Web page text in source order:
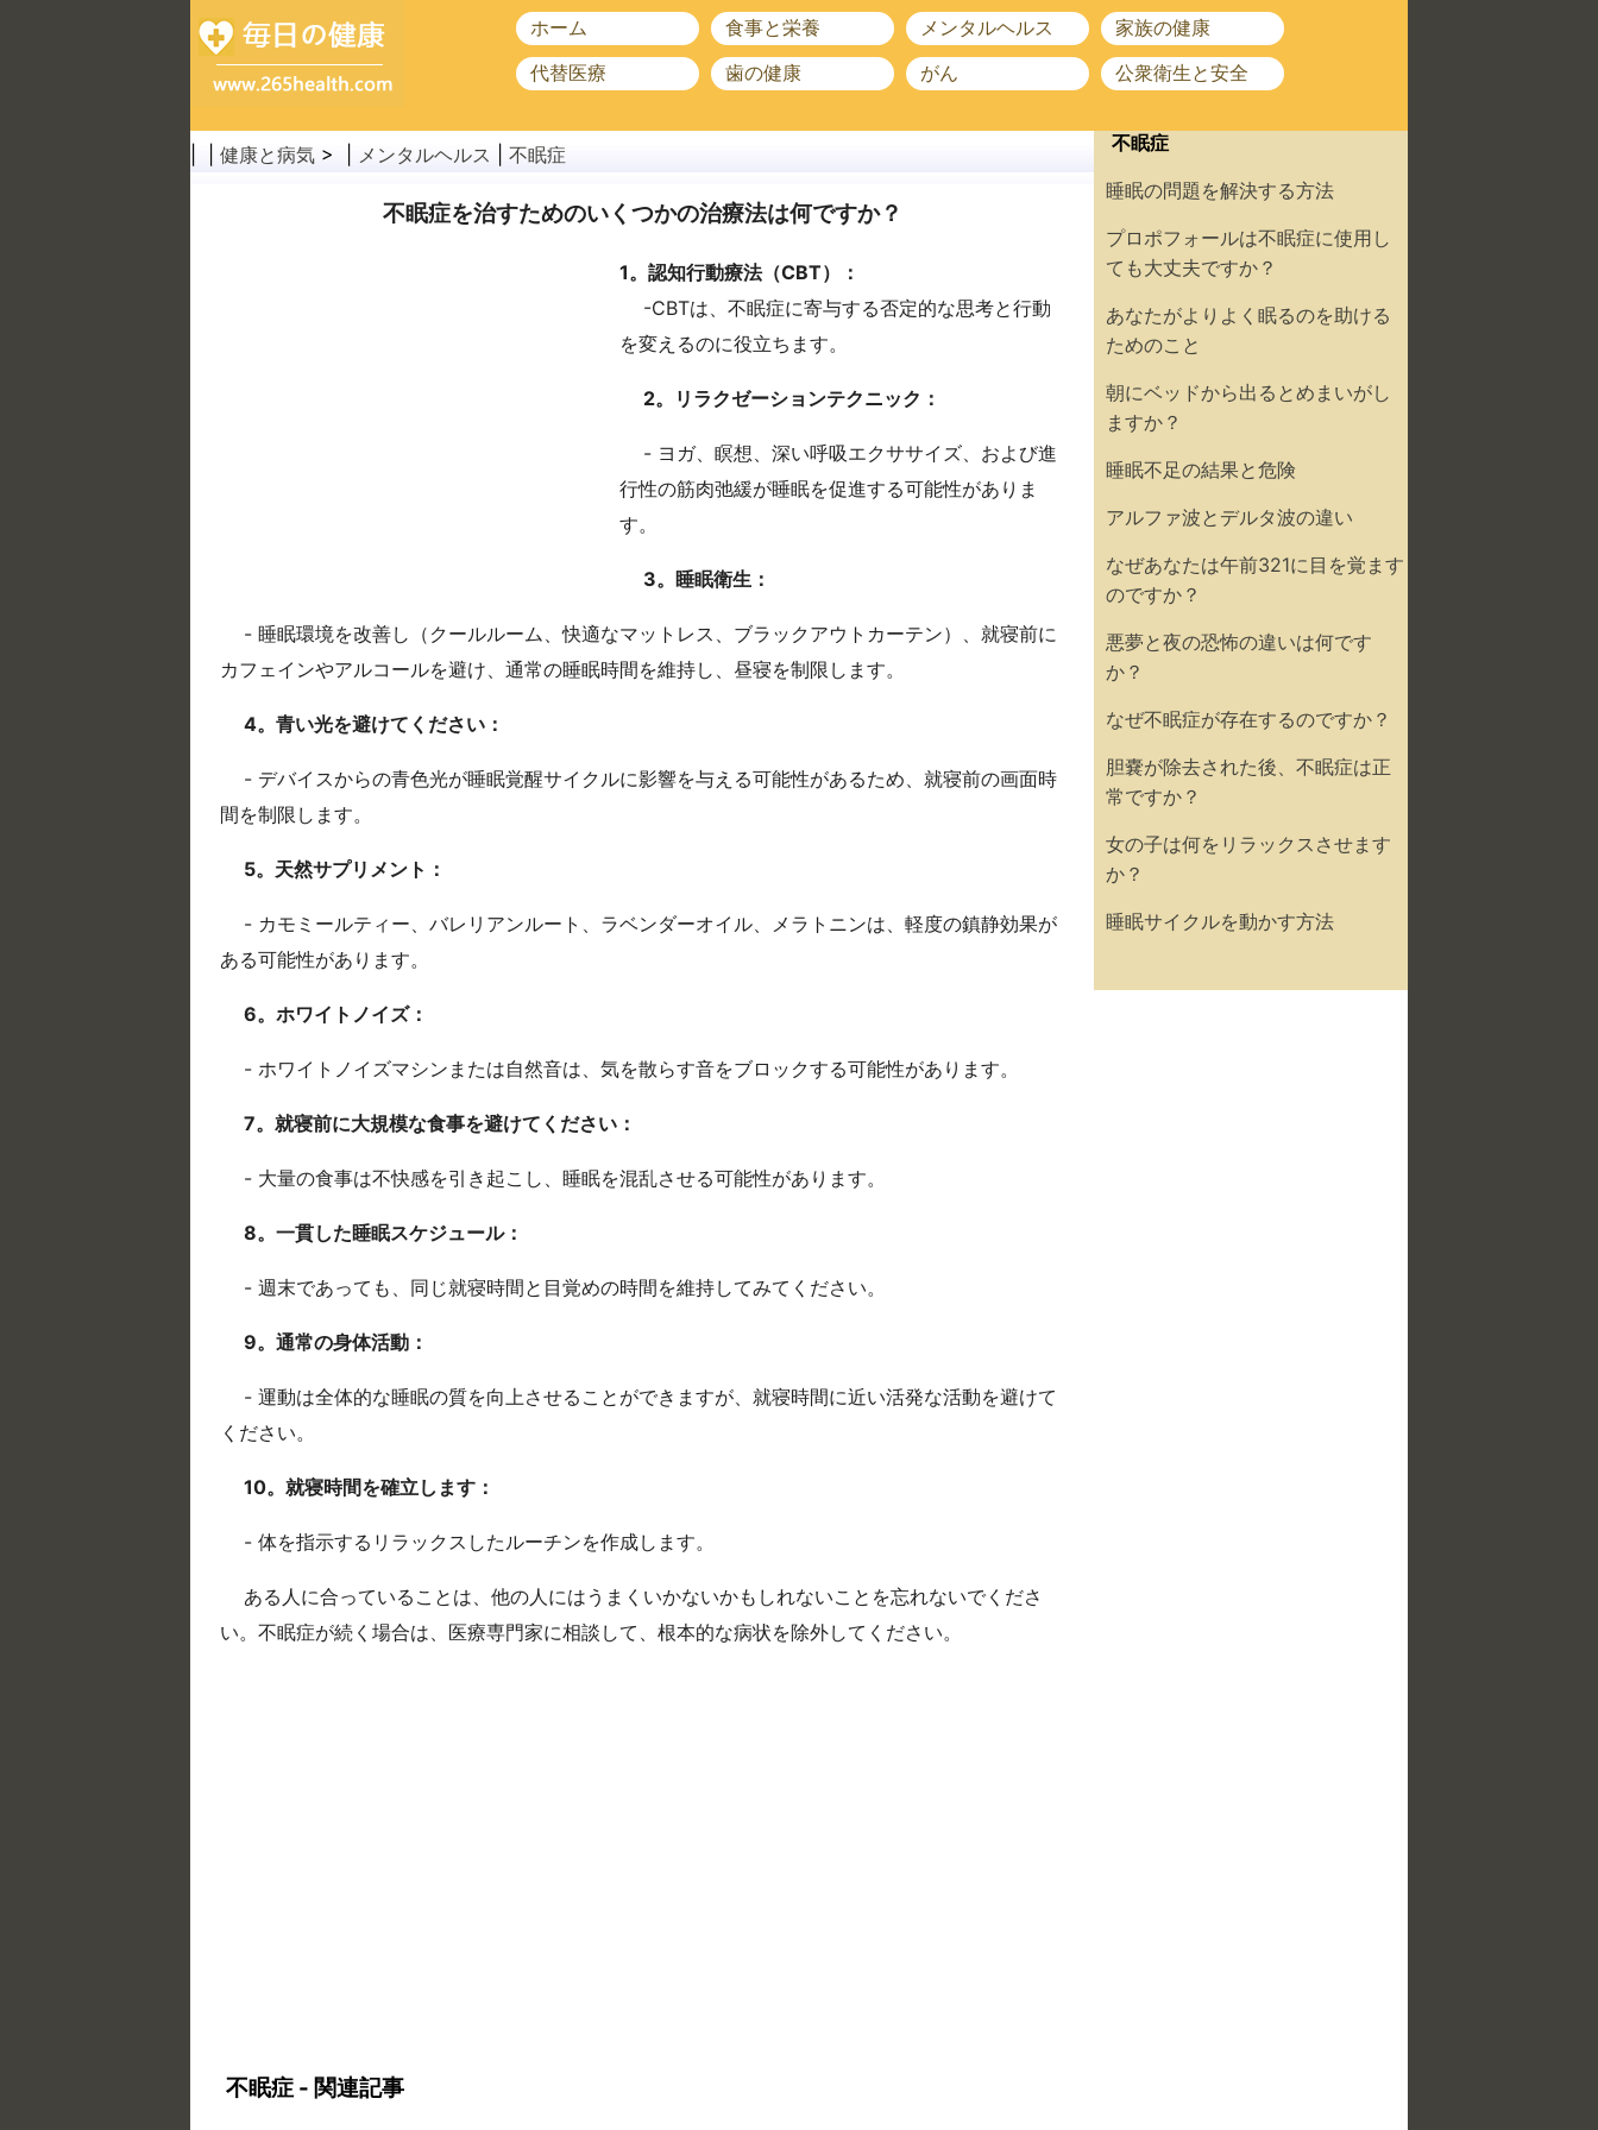
ホーム 食事と栄養 メンタルヘルス
家族の健康
代替医療
歯の健康 がん 公衆衛生と安全
健康と病気 > | メンタルヘルス 不眠症
不眠症を治すためのいくつかの治療法は何ですか？
1。認知行動療法（CBT）：
-CBTは、不眠症に寄与する否定的な思考と行動
を変えるのに役立ちます。
2。リラクゼーションテクニック：
- ヨガ、瞑想、深い呼吸エクササイズ、および進
行性の筋肉弛緩が睡眠を促進する可能性がありま
す。
3。睡眠衛生：
- 睡眠環境を改善し（クールルーム、快適なマットレス、ブラックアウトカーテン）、就寝前に
カフェインやアルコールを避け、通常の睡眠時間を維持し、昼寝を制限します。
4。青い光を避けてください：
- デバイスからの青色光が睡眠覚醒サイクルに影響を与える可能性があるため、就寝前の画面時
間を制限します。
5。天然サプリメント：
- カモミールティー、バレリアンルート、ラベンダーオイル、メラトニンは、軽度の鎮静効果が
ある可能性があります。
6。ホワイトノイズ：
- ホワイトノイズマシンまたは自然音は、気を散らす音をブロックする可能性があります。
7。就寝前に大規模な食事を避けてください：
- 大量の食事は不快感を引き起こし、睡眠を混乱させる可能性があります。
8。一貫した睡眠スケジュール：
- 週末であっても、同じ就寝時間と目覚めの時間を維持してみてください。
9。通常の身体活動：
- 運動は全体的な睡眠の質を向上させることができますが、就寝時間に近い活発な活動を避けて
ください。
10。就寝時間を確立します：
- 体を指示するリラックスしたルーチンを作成します。
ある人に合っていることは、他の人にはうまくいかないかもしれないことを忘れないでくださ
い。不眠症が続く場合は、医療専門家に相談して、根本的な病状を除外してください。
不眠症 - 関連記事
不眠症
睡眠の問題を解決する方法
プロポフォールは不眠症に使用し
ても大丈夫ですか？
あなたがよりよく眠るのを助ける
ためのこと
朝にベッドから出るとめまいがし
ますか？
睡眠不足の結果と危険
アルファ波とデルタ波の違い
なぜあなたは午前321に目を覚ます
のですか？
悪夢と夜の恐怖の違いは何です
か？
なぜ不眠症が存在するのですか？
胆嚢が除去された後、不眠症は正
常ですか？
女の子は何をリラックスさせます
か？
睡眠サイクルを動かす方法